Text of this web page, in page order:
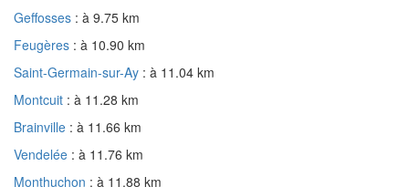
Geffosses : à 9.75 km
Feugères : à 10.90 km
Saint-Germain-sur-Ay : à 11.04 km
Montcuit : à 11.28 km
Brainville : à 11.66 km
Vendelée : à 11.76 km
Monthuchon : à 11.88 km